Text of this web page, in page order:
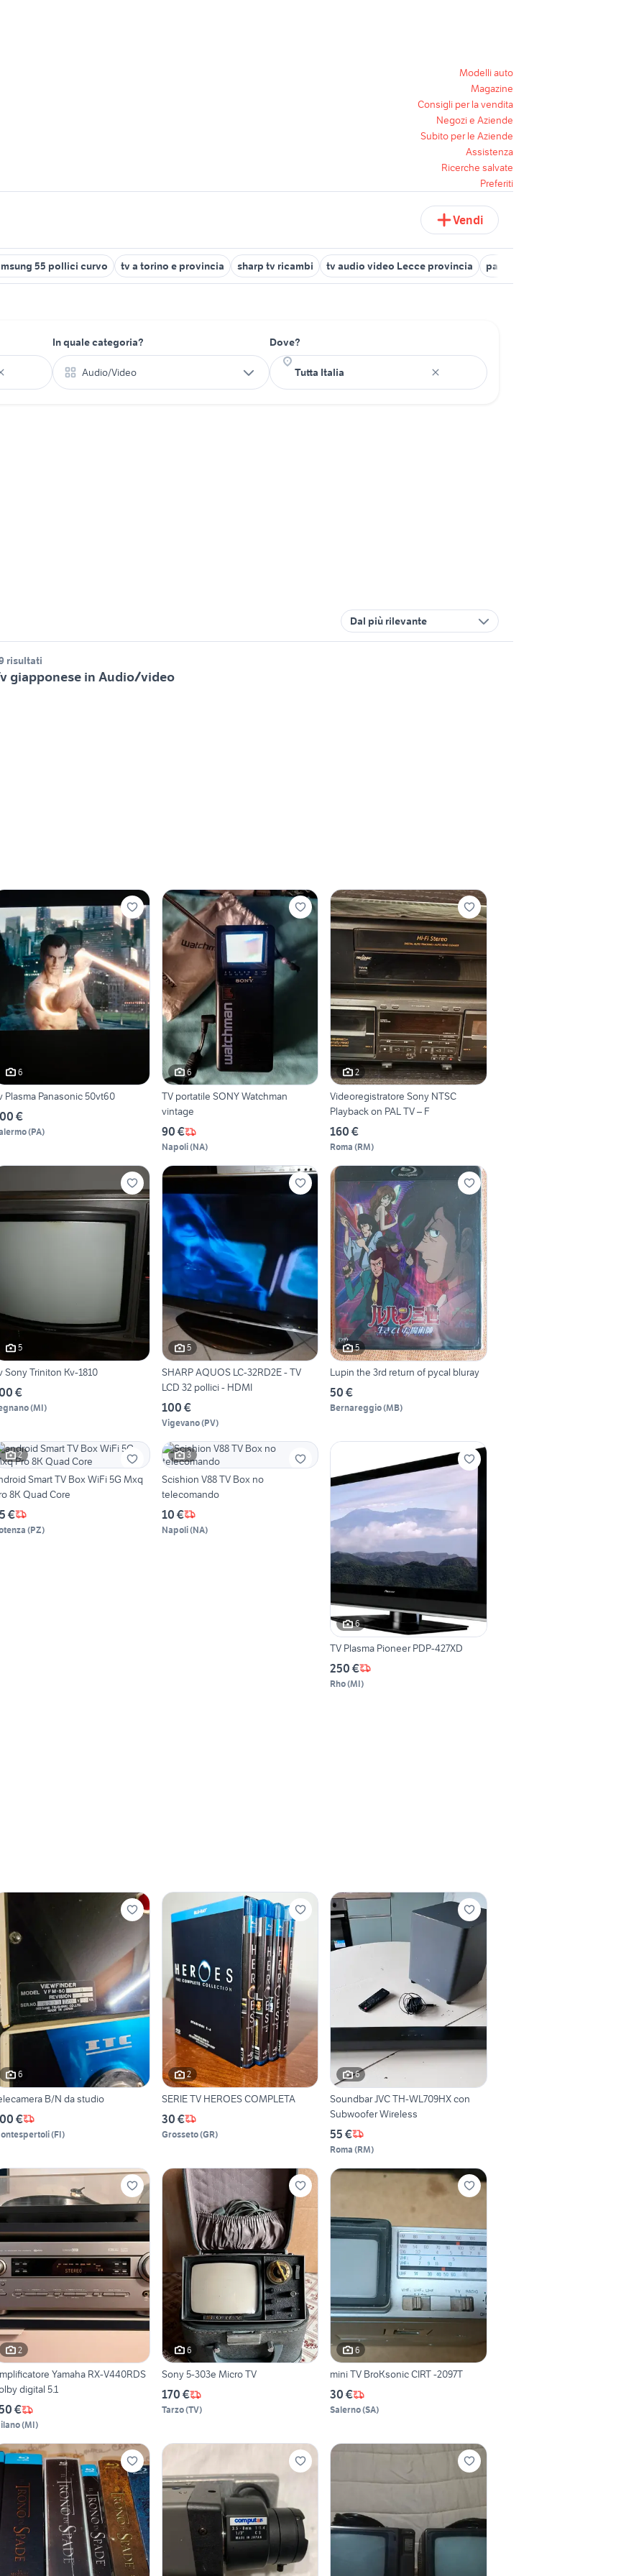
Modelli auto
Magazine
Consigli per la vendita
Negozi e Aziende
Subito per le Aziende
Assistenza
Ricerche salvate
Preferiti
Vendi
55 pollici curvo tv a torino e provincia sharp tv ricambi tv audio video Lecce provincia pannello porta tv ikea
In quale categoria?
Audio/Video
Dove?
Dal più rilevante
risultati
giapponese in Audio/video
6
Plasma Panasonic 50vt60
€
(PA)
6
TV portatile SONY Watchman
vintage
90 €
Napoli(NA)
2
Videoregistratore Sony NTSC
Playback on PAL TV – F
160 €
Roma (RM)
5
Sony Triniton Kv-1810
€
(MI)
5
SHARP AQUOS LC-32RD2E - TV
LCD 32 pollici - HDMI
100 €
Vigevano(PV)
5
Lupin the 3rd return of pycal bluray
50 €
Bernareggio(MB)
2
Smart TV Box WiFi 5G Mxq
8K Quad Core
€
(PZ)
3
Scishion V88 TV Box no
telecomando
10 €
Napoli(NA)
6
TV Plasma Pioneer PDP-427XD
250 €
Rho(MI)
6
B/N da studio
€
(FI)
2
SERIE TV HEROES COMPLETA
30 €
Grosseto(GR)
6
Soundbar JVC TH-WL709HX con
Subwoofer Wireless
55 €
Roma (RM)
2
Yamaha RX-V440RDS
digital 5.1
€
(MI)
6
Sony 5-303e Micro TV
170 €
Tarzo(TV)
6
mini TV BroKsonic CIRT -2097T
30 €
Salerno(SA)